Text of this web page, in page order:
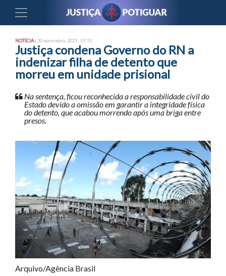
NOTÍCIA | 30 novembro, 2025 - 07:51
Justiça condena Governo do RN a
indenizar filha de detento que
morreu em unidade prisional
Na sentença, ficou reconhecida a responsabilidade civil do
Estado devido a omissão em garantir a integridade física
do detento, que acabou morrendo após uma briga entre
presos.
Arquivo/Agência Brasil